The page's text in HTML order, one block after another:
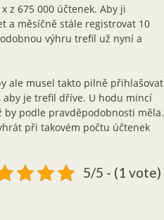
z 675 000 účtenek. Aby ji
a měsíčně stále registrovat 10
výhru trefil už nyní a
ale musel takto pilně přihlašovat
aby je trefil dříve. U hodu mincí
by podle pravděpodobnosti měla.
při takovém počtu účtenek
5/5 - (1 vote)